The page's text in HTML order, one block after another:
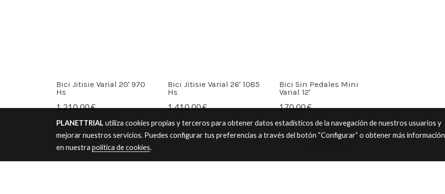
Bici Jitisie Varial 20' 970
Hs
1.210,00 €
Bici Jitisie Varial 26' 1085
Hs
1.410,00 €
Bici Sin Pedales Mini
Varial 12'
170,00 €
Ver más
PLANETTRIAL utiliza cookies propias y terceros para obtener datos estadísticos de la navegación de nuestros usuarios y
mejorar nuestros servicios. Puedes configurar tus preferencias a través del botón “Configurar” o obtener más información
en nuestra política de cookies.